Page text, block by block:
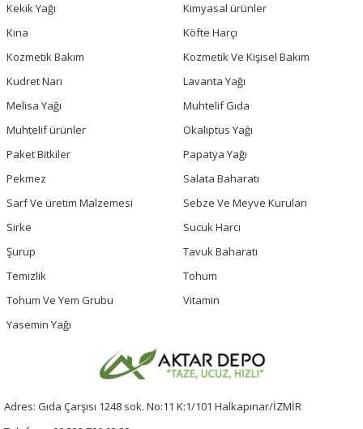
Kekik Yağı
Kimyasal ürünler
Kına
Köfte Harçı
Kozmetik Bakım
Kozmetik Ve Kişisel Bakım
Kudret Narı
Lavanta Yağı
Melisa Yağı
Muhtelif Gıda
Muhtelif ürünler
Okaliptus Yağı
Paket Bitkiler
Papatya Yağı
Pekmez
Salata Baharatı
Sarf Ve üretim Malzemesi
Sebze Ve Meyve Kuruları
Sirke
Sucuk Harcı
Şurup
Tavuk Baharatı
Temizlik
Tohum
Tohum Ve Yem Grubu
Vitamin
Yasemin Yağı
Adres: Gıda Çarşısı 1248 sok. No:11 K:1/101 Halkapınar/İZMİR